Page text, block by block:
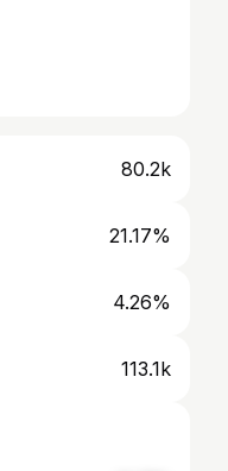
80.2k
21.17%
4.26%
113.1k